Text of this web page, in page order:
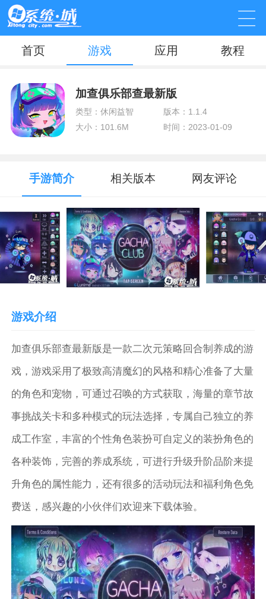
首页 游戏 应用 教程
加查俱乐部查最新版
类型：休闲益智
版本：1.1.4
大小：101.6M
时间：2023-01-09
手游简介 相关版本 网友评论
游戏介绍
加查俱乐部查最新版是一款二次元策略回合制养成的游
戏，游戏采用了极致高清魔幻的风格和精心准备了大量
的角色和宠物，可通过召唤的方式获取，海量的章节故
事挑战关卡和多种模式的玩法选择，专属自己独立的养
成工作室，丰富的个性角色装扮可自定义的装扮角色的
各种装饰，完善的养成系统，可进行升级升阶品阶来提
升角色的属性能力，还有很多的活动玩法和福利角色免
费送，感兴趣的小伙伴们欢迎来下载体验。